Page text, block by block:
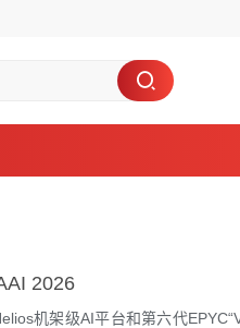
2026
机架级AI平台和第六代